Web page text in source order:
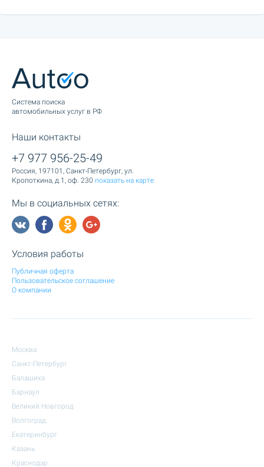
Cистема поиска
автомобильных услуг в РФ
Наши контакты
+7 977 956-25-49
Россия, 197101, Санкт-Петербург, ул.
Кропоткина, д.1, оф. 230 показать на карте
Мы в социальных сетях:
Условия работы
Публичная оферта
Пользовательское соглашение
О компании
Москва
Санкт-Петербург
Балашиха
Барнаул
Великий Новгород
Волгоград
Екатеринбург
Казань
Краснодар